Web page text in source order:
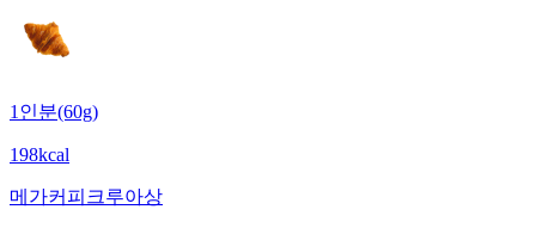
1인분(60g)
198kcal
메가커피 크루아상